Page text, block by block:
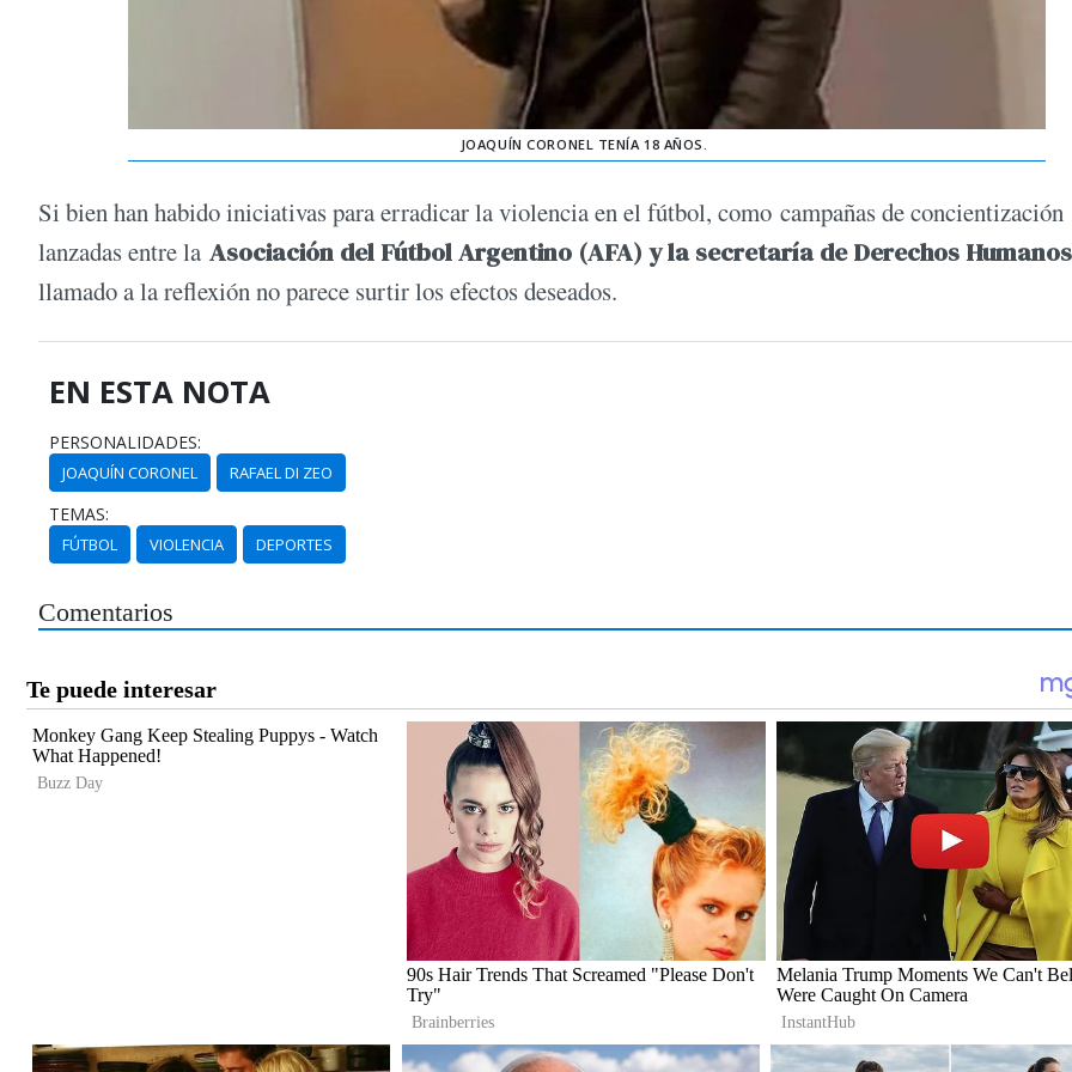
JOAQUÍN CORONEL TENÍA 18 AÑOS.
Si bien han habido iniciativas para erradicar la violencia en el fútbol, como campañas de concientización
lanzadas entre la Asociación del Fútbol Argentino (AFA) y la secretaría de Derechos Humanos
llamado a la reflexión no parece surtir los efectos deseados.
EN ESTA NOTA
PERSONALIDADES:
JOAQUÍN CORONEL RAFAEL DI ZEO
TEMAS:
FÚTBOL VIOLENCIA DEPORTES
Comentarios